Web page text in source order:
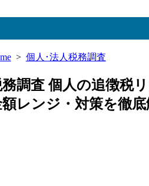
> 個人･法人税務調査
調査 個人の追徴税
レンジ・対策を徹底